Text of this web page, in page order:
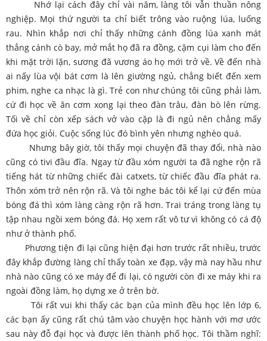
Nhớ lại cách đây chỉ vài năm, làng tôi vẫn thuần nông
nghiệp. Mọi thứ người ta chỉ biết trông vào ruộng lúa, luống
rau. Nhìn khắp nơi chỉ thấy những cánh đồng lúa xanh mát
thẳng cánh cò bay, mở mắt họ đã ra đồng, cặm cụi làm cho đến
khi mặt trời lặn, sương đã vương áo họ mới trở về. Về đến nhà
ai nấy lùa vội bát cơm là lên giường ngủ, chẳng biết đến xem
phim, nghe ca nhạc là gì. Trẻ con như chúng tôi cũng phải làm,
cứ đi học về ăn cơm xong lại theo đàn trâu, đàn bò lên rừng.
Tối về chỉ còn xếp sách vở vào cặp là đi ngủ nên chẳng mấy
đứa học giỏi. Cuộc sống lúc đó bình yên nhưng nghèo quá.
Nhưng bây giờ, tôi thấy mọi chuyện đã thay đổi, nhà nào
cũng có tivi đầu đĩa. Ngay từ đầu xóm người ta đã nghe rộn rã
tiếng hát từ những chiếc đài catxets, từ chiếc đầu đĩa phát ra.
Thôn xóm trở nên rộn rã. Và tôi nghe bác tôi kể lại cứ đến mùa
bóng đá thì xóm làng càng rộn rã hơn. Trai tráng trong làng tụ
tập nhau ngồi xem bóng đá. Họ xem rất vô tư vì không có cá độ
như ở thành phố.
Phương tiện đi lại cũng hiện đại hơn trước rất nhiều, trước
đây khắp đường làng chỉ thấy toàn xe đạp, vậy mà nay hầu như
nhà nào cũng có xe máy để đi lại, có người còn đi xe máy khi ra
ngoài đồng làm, họ dựng xe ở trên bờ.
Tôi rất vui khi thấy các bạn của mình đều học lên lớp 6,
các bạn ấy cũng rất chú tâm vào chuyện học hành với mơ ước
sau này đỗ đại học và được lên thành phố học. Tôi thầm nghĩ: